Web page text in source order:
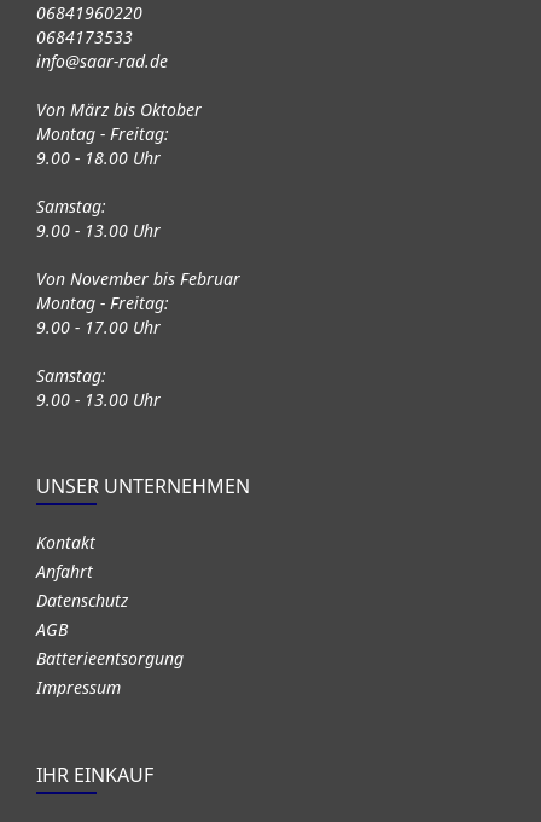
06841960220
0684173533
info@saar-rad.de
Von März bis Oktober
Montag - Freitag:
9.00 - 18.00 Uhr
Samstag:
9.00 - 13.00 Uhr
Von November bis Februar
Montag - Freitag:
9.00 - 17.00 Uhr
Samstag:
9.00 - 13.00 Uhr
UNSER UNTERNEHMEN
Kontakt
Anfahrt
Datenschutz
AGB
Batterieentsorgung
Impressum
IHR EINKAUF